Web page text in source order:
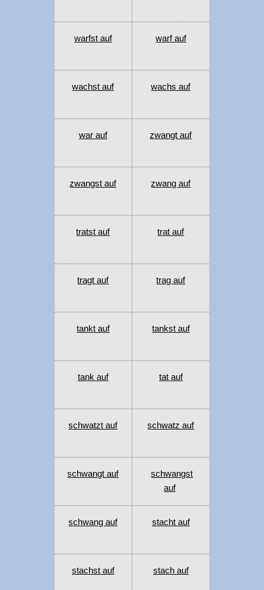
warfst auf warf auf
wachst auf wachs auf
war auf zwangt auf
zwangst auf zwang auf
tratst auf trat auf
tragt auf trag auf
tankt auf tankst auf
tank auf tat auf
schwatzt auf schwatz auf
schwangt auf
schwangst
auf
schwang auf stacht auf
stachst auf stach auf